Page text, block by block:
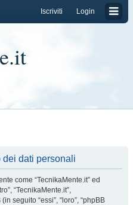
Login
Iscriviti
dei dati personali
come “TecnikaMente.it” ed
“TecnikaMente.it”,
seguito “essi”, “loro”, “phpBB